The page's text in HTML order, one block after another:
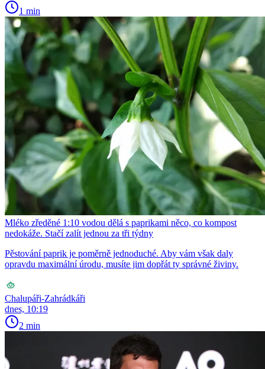
1 min
Mléko zředěné 1:10 vodou dělá s paprikami něco, co kompost
nedokáže. Stačí zalít jednou za tři týdny
Pěstování paprik je poměrně jednoduché. Aby vám však daly
opravdu maximální úrodu, musíte jim dopřát ty správné živiny.
Chalupáři-Zahrádkáři
dnes, 10:19
2 min